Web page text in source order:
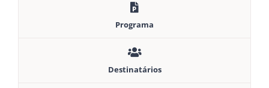
Programa
Destinatários